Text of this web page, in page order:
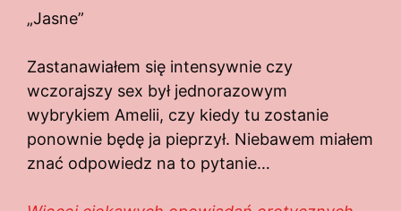
„Jasne”
Zastanawiałem się intensywnie czy
wczorajszy sex był jednorazowym
wybrykiem Amelii, czy kiedy tu zostanie
ponownie będę ja pieprzył. Niebawem miałem
znać odpowiedz na to pytanie…